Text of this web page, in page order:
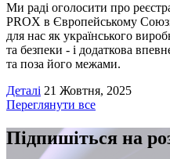
Ми раді оголосити про
PROX в Європейському
для нас як українського
та безпеки - і додаткова
та поза його межами.
Деталі 21 Жовтня, 2025
Переглянути все
Підпишіться на